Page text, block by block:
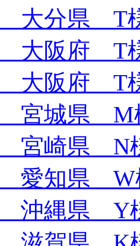
大分県 T
大阪府 T
大阪府 T
宮城県 M
宮崎県 N
愛知県 W
沖縄県 Y